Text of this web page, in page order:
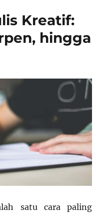
Kreatif:
hingga
satu cara paling